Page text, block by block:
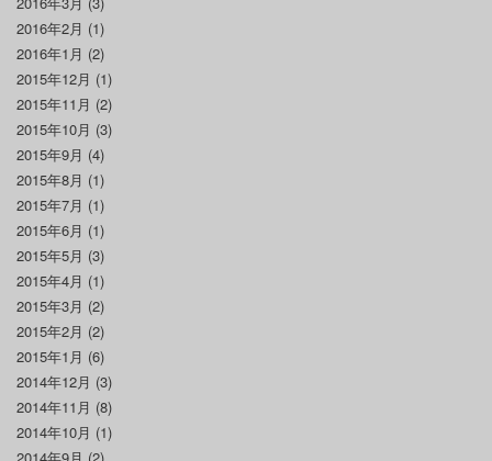
2016年2月 (1)
2016年1月 (2)
2015年12月 (1)
2015年11月 (2)
2015年10月 (3)
2015年9月 (4)
2015年8月 (1)
2015年7月 (1)
2015年6月 (1)
2015年5月 (3)
2015年4月 (1)
2015年3月 (2)
2015年2月 (2)
2015年1月 (6)
2014年12月 (3)
2014年11月 (8)
2014年10月 (1)